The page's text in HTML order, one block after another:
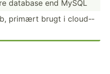
database end MySQL
primært brugt i cloud-­